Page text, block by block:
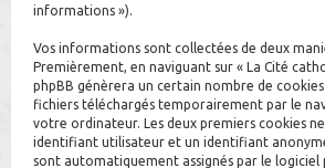
informations »).
Vos informations sont collectées de deux
Premièrement, en naviguant sur « La Cité
phpBB génèrera un certain nombre de
fichiers téléchargés temporairement par le
votre ordinateur. Les deux premiers cookies
identifiant utilisateur et un identifiant
sont automatiquement assignés par le logiciel